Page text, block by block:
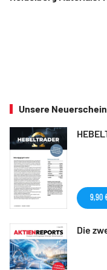
Unsere
9,90
Die